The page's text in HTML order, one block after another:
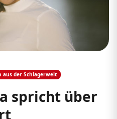
aus der Schlagerwelt
spricht über